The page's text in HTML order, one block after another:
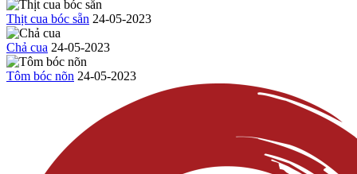
Thịt cua bóc sẵn 24-05-2023
Chả cua 24-05-2023
Tôm bóc nõn 24-05-2023